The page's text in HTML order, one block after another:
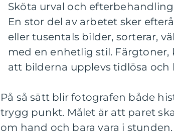
Sköta urval och efterbehandling
En stor del av arbetet sker
eller tusentals bilder, sorterar,
med en enhetlig stil. Färgtoner,
att bilderna upplevs tidlösa och
På så sätt blir fotografen både
trygg punkt. Målet är att paret
om hand och bara vara i stunden.